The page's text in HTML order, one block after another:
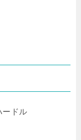
ドル